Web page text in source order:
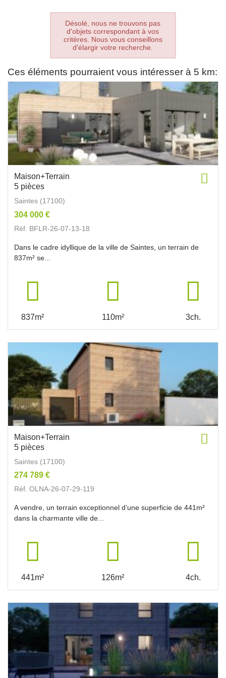
Désolé, nous ne trouvons pas
d'objets correspondant à vos
critères. Nous vous conseillons
d'élargir votre recherche.
Ces éléments pourraient vous intéresser à 5 km:
Maison+Terrain
5 pièces
Saintes (17100)
304 000 €
Réf. BFLR-26-07-13-18
Dans le cadre idyllique de la ville de Saintes, un terrain de
837m² se...
837m² 110m² 3ch.
Maison+Terrain
5 pièces
Saintes (17100)
274 789 €
Réf. OLNA-26-07-29-119
A vendre, un terrain exceptionnel d’une superficie de 441m²
dans la charmante ville de...
441m² 126m² 4ch.